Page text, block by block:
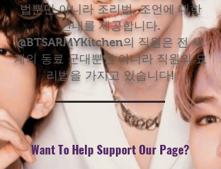
법뿐만 아니라 조리법, 조언에 대한
안내를 제공합니다.
@BTSARMYKitchen의 직원은 전 세
계의 동료 군대뿐만 아니라 직원의 요
리법을 가지고 있습니다!
Want To Help Support Our Page?